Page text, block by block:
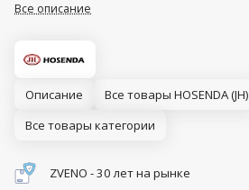
Все описание
Описание
Все товары HOSENDA (JH)
Все товары категории
ZVENO - 30 лет на рынке